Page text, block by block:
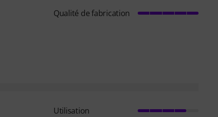
Qualité de fabrication
Utilisation